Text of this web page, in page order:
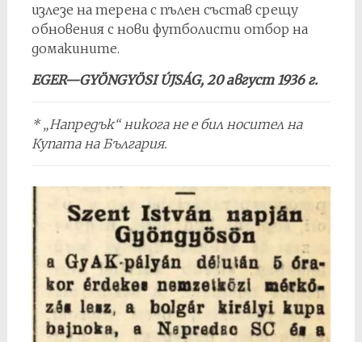
излезе на терена с пълен състав срещу
обновения с нови футболисти отбор на
домакините.
EGER—GYÖNGYÖSI ÚJSÁG, 20 август 1936 г.
* „Напредък“ никога не е бил носител на
Купата на България.